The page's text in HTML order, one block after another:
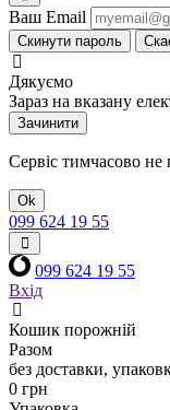
Ваш Email
Скинути пароль
Дякуємо
Зараз на вказану
Зачинити
Сервіс тимчасово не
Ok
099 624 19 55
099 624 19 55
Вхід
Кошик порожній
Разом
без доставки,
0 грн